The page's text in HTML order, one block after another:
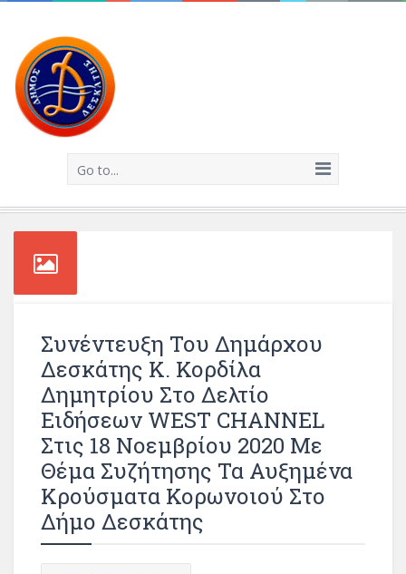
Go to...
Συνέντευξη Του Δημάρχου
Δεσκάτης Κ. Κορδίλα
Δημητρίου Στο Δελτίο
Ειδήσεων WEST CHANNEL
Στις 18 Νοεμβρίου 2020 Με
Θέμα Συζήτησης Τα Αυξημένα
Κρούσματα Κορωνοιού Στο
Δήμο Δεσκάτης